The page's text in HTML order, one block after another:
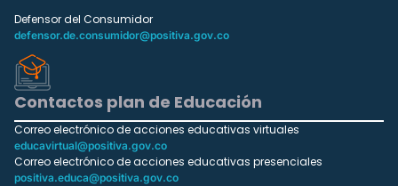
Defensor del Consumidor
defensor.de.consumidor@positiva.gov.co
Contactos plan de Educación
Correo electrónico de acciones educativas virtuales
educavirtual@positiva.gov.co
Correo electrónico de acciones educativas presenciales
positiva.educa@positiva.gov.co